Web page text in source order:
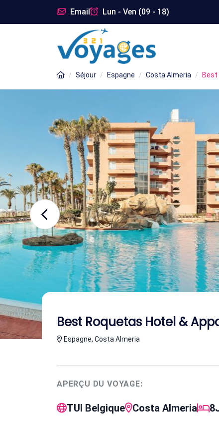
Email Lun - Ven (09 - 18)
Séjour Espagne Costa Almeria Best
Best Roquetas Hotel &
Espagne, Costa Almeria
APERÇU DU VOYAGE:
TUI Belgique Costa Almeria